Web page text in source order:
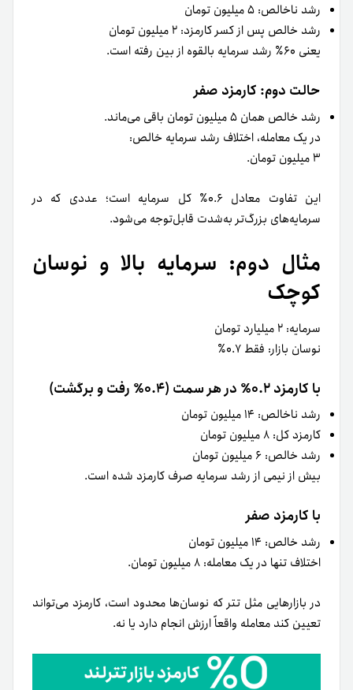
رشد ناخالص: ۵ میلیون تومان
رشد خالص پس از کسر کارمزد: ۲ میلیون تومان
یعنی ۶۰٪ رشد سرمایه بالقوه از بین رفته است.
حالت دوم: کارمزد صفر
رشد خالص همان ۵ میلیون تومان باقی می‌ماند.
در یک معامله، اختلاف رشد سرمایه خالص:
۳ میلیون تومان.
این تفاوت معادل ۰.۶٪ کل سرمایه است؛ عددی که در
سرمایه‌های بزرگ‌تر به‌شدت قابل‌توجه می‌شود.
مثال دوم: سرمایه بالا و نوسان
کوچک
سرمایه: ۲ میلیارد تومان
نوسان بازار: فقط ۰.۷٪
با کارمزد ۰.۲٪ در هر سمت (۰.۴٪ رفت و برگشت)
رشد ناخالص: ۱۴ میلیون تومان
کارمزد کل: ۸ میلیون تومان
رشد خالص: ۶ میلیون تومان
بیش از نیمی از رشد سرمایه صرف کارمزد شده است.
با کارمزد صفر
رشد خالص: ۱۴ میلیون تومان
اختلاف تنها در یک معامله: ۸ میلیون تومان.
در بازارهایی مثل تتر که نوسان‌ها محدود است، کارمزد می‌تواند
تعیین کند معامله واقعاً ارزش انجام دارد یا نه.